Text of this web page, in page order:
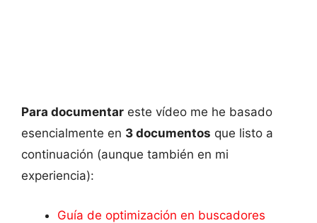
Para documentar este vídeo me he basado
esencialmente en 3 documentos que listo a
continuación (aunque también en mi
experiencia):
Guía de optimización en buscadores